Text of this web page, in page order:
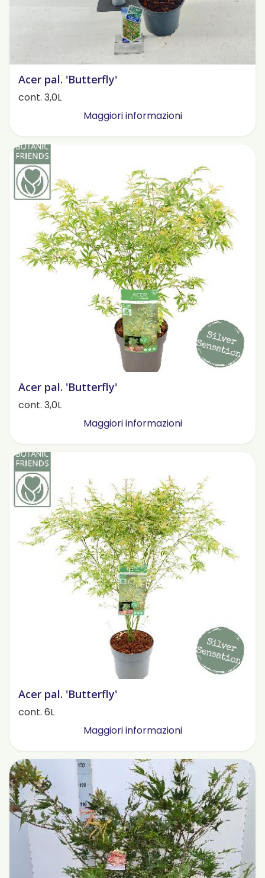
Acer pal. 'Butterfly'
cont. 3,0L
Maggiori informazioni
Acer pal. 'Butterfly'
cont. 3,0L
Maggiori informazioni
Acer pal. 'Butterfly'
cont. 6L
Maggiori informazioni